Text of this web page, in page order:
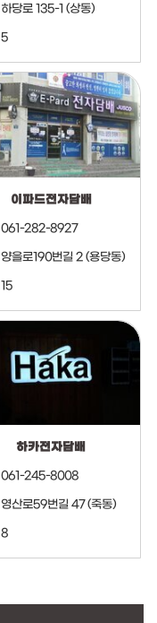
하당로 135-1 (상동)
5
이파드전자담배
061-282-8927
양을로190번길 2 (용당동)
15
하카전자담배
061-245-8008
영산로59번길 47 (죽동)
8